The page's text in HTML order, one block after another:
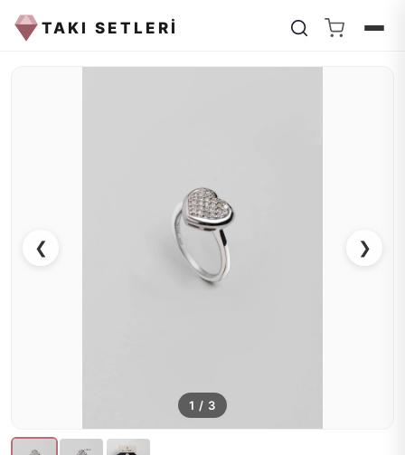
TAKI SETLERİ
❮ ❯
1 / 3